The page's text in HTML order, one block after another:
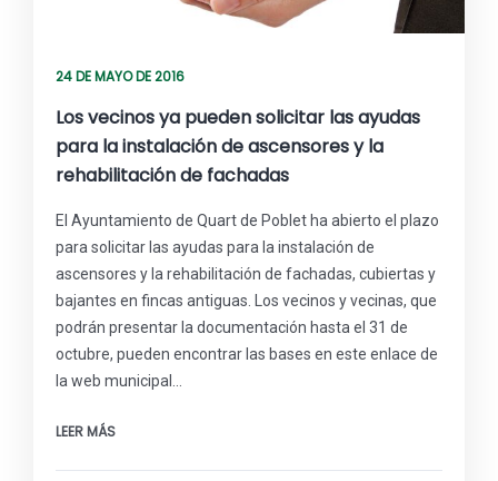
24 DE MAYO DE 2016
Los vecinos ya pueden solicitar las ayudas
para la instalación de ascensores y la
rehabilitación de fachadas
El Ayuntamiento de Quart de Poblet ha abierto el plazo
para solicitar las ayudas para la instalación de
ascensores y la rehabilitación de fachadas, cubiertas y
bajantes en fincas antiguas. Los vecinos y vecinas, que
podrán presentar la documentación hasta el 31 de
octubre, pueden encontrar las bases en este enlace de
la web municipal…
LEER MÁS